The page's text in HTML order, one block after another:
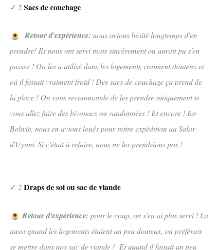
✓ 2Sacs de couchage
Retour d'expérience: nous avions hésité longtemps d'en
prendre! Ils nous ont servi mais sincèrement on aurait pu s'en
passer ! On les a utilisé dans les logements vraiment douteux et
où il faisait vraiment froid ! Des sacs de couchage ça prend de
la place ! On vous recommande de les prendre uniquement si
vous allez faire des bivouacs ou randonnées ! Et encore ! En
Bolivie, nous en avions loués pour notre expédition au Salar
d'Uyuni. Si c'était à refaire, nous ne les prendrions pas !
✓ 2Draps de soi ou sac de viande
Retour d'expérience: pour le coup, on s'en ai plus servi ! La
aussi quand les logements étaient un peu douteux, on préférais
se mettre dans nos sac de viande ! Et quand il faisait un peu